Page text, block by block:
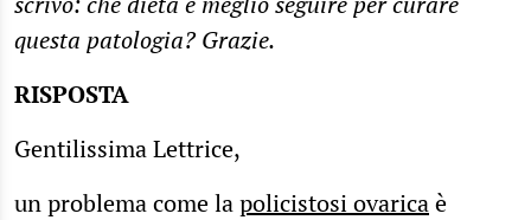
questa patologia? Grazie.
RISPOSTA
Gentilissima Lettrice,
un problema come lapolicistosi ovaricaè